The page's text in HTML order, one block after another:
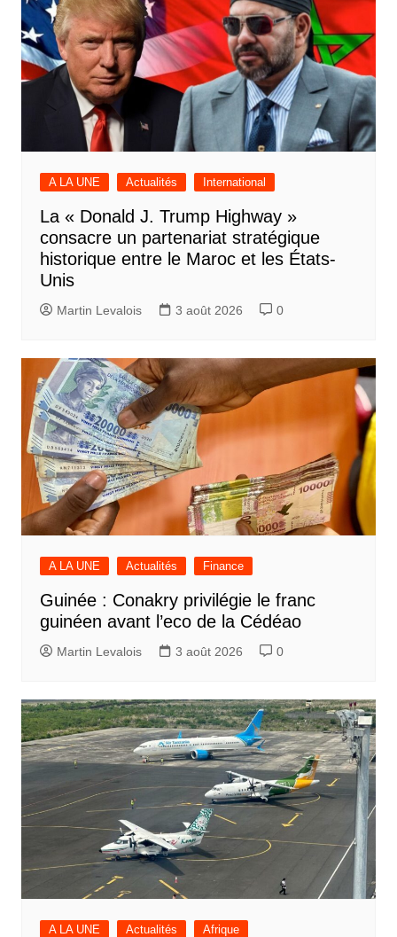
A LA UNE Actualités International
La « Donald J. Trump Highway »
consacre un partenariat stratégique
historique entre le Maroc et les États-
Unis
Martin Levalois 3 août 2026 0
A LA UNE Actualités Finance
Guinée : Conakry privilégie le franc
guinéen avant l’eco de la Cédéao
Martin Levalois 3 août 2026 0
A LA UNE Actualités Afrique